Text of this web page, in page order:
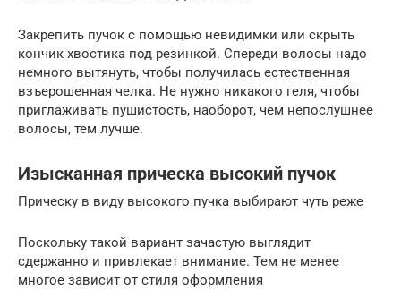
Закрепить пучок с помощью невидимки или скрыть
кончик хвостика под резинкой. Спереди волосы надо
немного вытянуть, чтобы получилась естественная
взъерошенная челка. Не нужно никакого геля, чтобы
приглаживать пушистость, наоборот, чем непослушнее
волосы, тем лучше.
Изысканная прическа высокий пучок
Прическу в виду высокого пучка выбирают чуть реже
Поскольку такой вариант зачастую выглядит
сдержанно и привлекает внимание. Тем не менее
многое зависит от стиля оформления